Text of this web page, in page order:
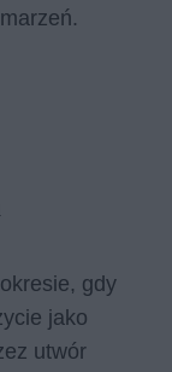
gdy
jako
utwór